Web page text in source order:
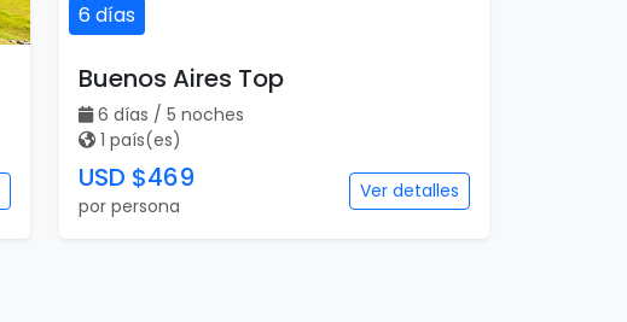
6 días
Buenos Aires Top
6 días / 5 noches
1 país(es)
USD $469
por persona
Ver detalles